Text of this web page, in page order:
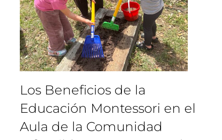
Los Beneficios de la
Educación Montessori en el
Aula de la Comunidad